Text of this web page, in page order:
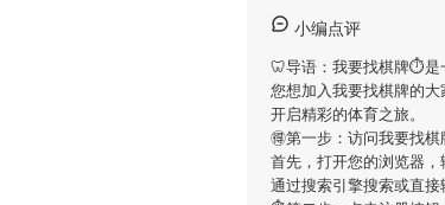
小编点评
🦷导语： 我要找棋牌⏱是
您想加入我要找棋牌的
开启精彩的体育之旅。
🉐第一步：访问我要找棋
首先，打开您的浏览器，
通过搜索引擎搜索或直接